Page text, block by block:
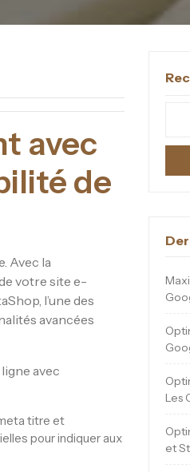
avec
de
Avec la
votre site e-
l’une des
avancées
avec
titre et
pour indiquer aux
Les
et